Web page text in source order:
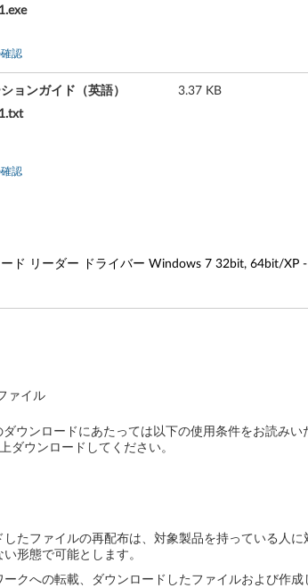
認
ョンガイド（英語）
3.37 KB
認
ード リーダー ドライバー Windows 7 32bit, 64bit/XP
ァイル
ウンロードにあたっては以下の使用条件をお読みい
ダウンロードしてください。
したファイルの再配布は、対象製品を持っている人に
形態で可能とします。
ークへの転載、ダウンロードしたファイルおよび作成